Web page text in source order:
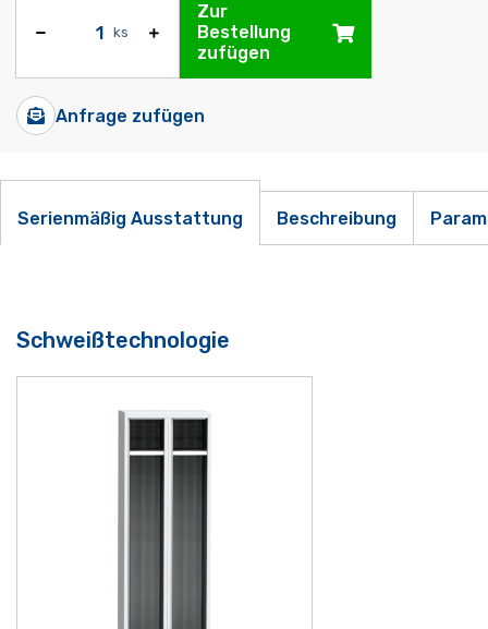
ks
Zur
Bestellung
zufügen
Anfrage zufügen
Serienmäßig Ausstattung Beschreibung
Schweißtechnologie